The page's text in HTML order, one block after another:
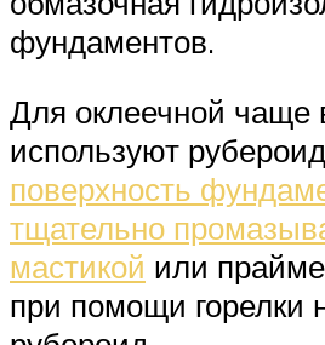
фундаментов.
Для оклеечной чаще
используют
поверхность
тщательно
мастикой или
при помощи горелки